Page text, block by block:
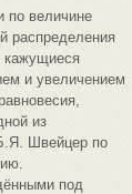
по величине
распределения
кажущиеся
и увеличением
из
Швейцер по
под